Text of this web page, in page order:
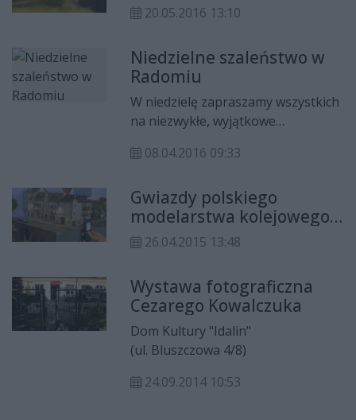
20.05.2016 13:10
Niedzielne szaleństwo w
Radomiu
W niedzielę zapraszamy wszystkich
na niezwykłe, wyjątkowe
08.04.2016 09:33
Gwiazdy polskiego
modelarstwa kolejowego
na Idalinie
26.04.2015 13:48
Wystawa fotograficzna
Cezarego Kowalczuka
Dom Kultury "Idalin"
(ul. Bluszczowa 4/8)
24.09.2014 10:53